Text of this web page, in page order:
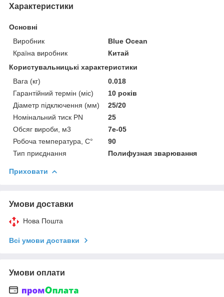
Характеристики
Основні
Виробник
Blue Ocean
Країна виробник
Китай
Користувальницькі характеристики
Вага (кг)
0.018
Гарантійний термін (міс)
10 років
Діаметр підключення (мм)
25/20
Номінальний тиск PN
25
Обсяг вироби, м3
7e-05
Робоча температура, C°
90
Тип приєднання
Полифузная зварювання
Приховати
Умови доставки
Нова Пошта
Всі умови доставки
Умови оплати